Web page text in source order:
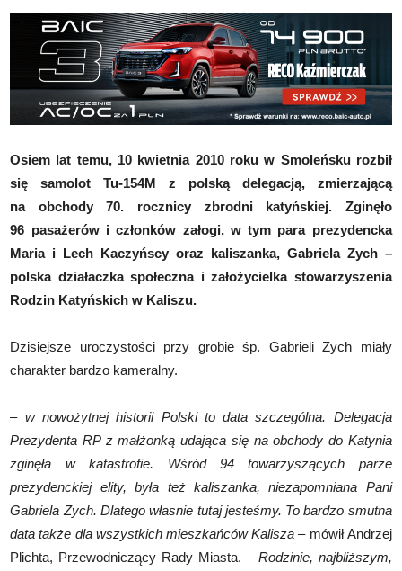
Osiem lat temu, 10 kwietnia 2010 roku w Smoleńsku rozbił
się samolot Tu-154M z polską delegacją, zmierzającą
na obchody 70. rocznicy zbrodni katyńskiej. Zginęło
96 pasażerów i członków załogi, w tym para prezydencka
Maria i Lech Kaczyńscy oraz kaliszanka, Gabriela Zych –
polska działaczka społeczna i założycielka stowarzyszenia
Rodzin Katyńskich w Kaliszu.
Dzisiejsze uroczystości przy grobie śp. Gabrieli Zych miały
charakter bardzo kameralny.
– w nowożytnej historii Polski to data szczególna. Delegacja
Prezydenta RP z małżonką udająca się na obchody do Katynia
zginęła w katastrofie. Wśród 94 towarzyszących parze
prezydenckiej elity, była też kaliszanka, niezapomniana Pani
Gabriela Zych. Dlatego własnie tutaj jesteśmy. To bardzo smutna
data także dla wszystkich mieszkańców Kalisza –mówił Andrzej
Plichta, Przewodniczący Rady Miasta.– Rodzinie, najbliższym,